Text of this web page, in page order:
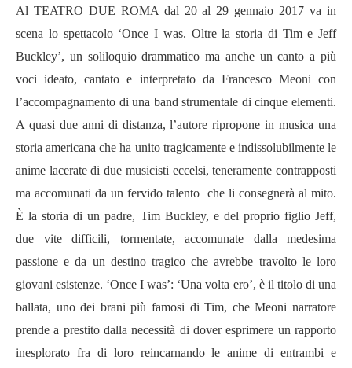
Al TEATRO DUE ROMA dal 20 al 29 gennaio 2017 va in
scena lo spettacolo ‘Once I was. Oltre la storia di Tim e Jeff
Buckley’, un soliloquio drammatico ma anche un canto a più
voci ideato, cantato e interpretato da Francesco Meoni con
l’accompagnamento di una band strumentale di cinque elementi.
A quasi due anni di distanza, l’autore ripropone in musica una
storia americana che ha unito tragicamente e indissolubilmente le
anime lacerate di due musicisti eccelsi, teneramente contrapposti
ma accomunati da un fervido talento che li consegnerà al mito.
È la storia di un padre, Tim Buckley, e del proprio figlio Jeff,
due vite difficili, tormentate, accomunate dalla medesima
passione e da un destino tragico che avrebbe travolto le loro
giovani esistenze. ‘Once I was’: ‘Una volta ero’, è il titolo di una
ballata, uno dei brani più famosi di Tim, che Meoni narratore
prende a prestito dalla necessità di dover esprimere un rapporto
inesplorato fra di loro reincarnando le anime di entrambi e